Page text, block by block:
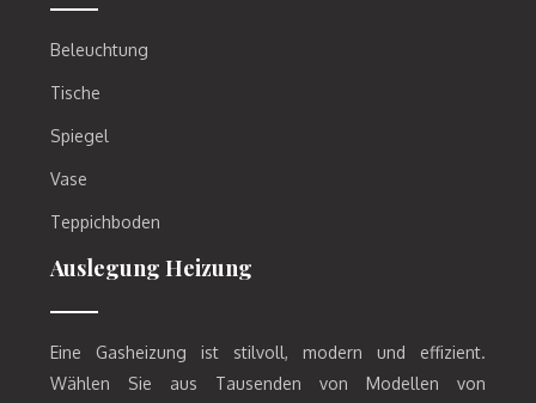
Beleuchtung
Tische
Spiegel
Vase
Teppichboden
Auslegung Heizung
Eine Gasheizung ist stilvoll, modern und effizient.
Wählen Sie aus Tausenden von Modellen von